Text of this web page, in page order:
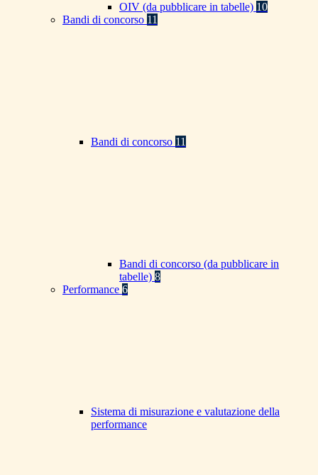
OIV (da pubblicare in tabelle) 10
Bandi di concorso 11
Bandi di concorso 11
Bandi di concorso (da pubblicare in
tabelle) 8
Performance 6
Sistema di misurazione e valutazione della
performance